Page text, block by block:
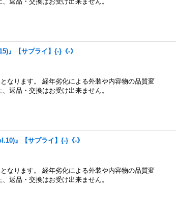
』【サプライ】{-}《-》
なります。 経年劣化による外装や内容物の品質変
返品・交換はお受け出来ません。
』【サプライ】{-}《-》
なります。 経年劣化による外装や内容物の品質変
返品・交換はお受け出来ません。